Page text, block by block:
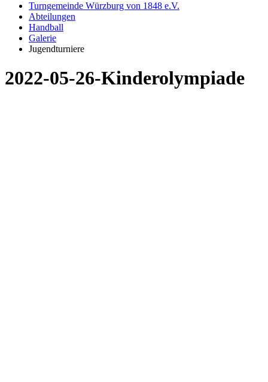
Turngemeinde Würzburg von 1848 e.V.
Abteilungen
Handball
Galerie
Jugendturniere
2022-05-26-Kinderolympiade